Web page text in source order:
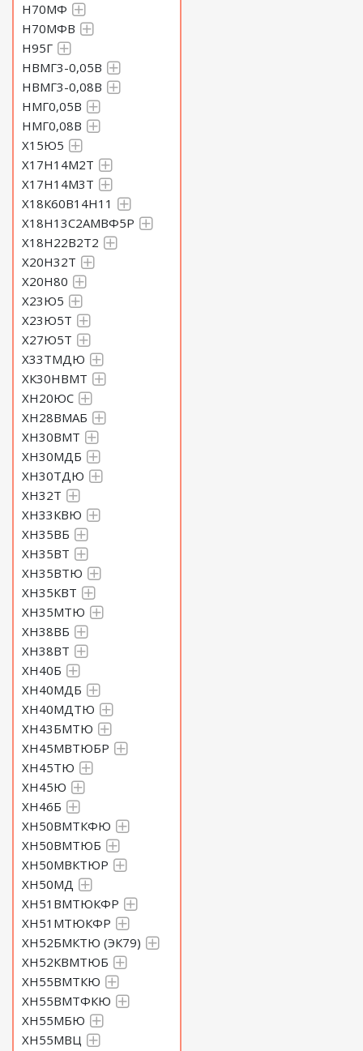
Н70МФ
Н70МФВ
Н95Г
НВМГ3-0,05В
НВМГ3-0,08В
НМГ0,05В
НМГ0,08В
Х15Ю5
Х17Н14М2Т
Х17Н14М3Т
Х18К60В14Н11
Х18Н13С2АМВФ5Р
Х18Н22В2Т2
Х20Н32Т
Х20Н80
Х23Ю5
Х23Ю5Т
Х27Ю5Т
Х33ТМДЮ
ХК30НВМТ
ХН20ЮС
ХН28ВМАБ
ХН30ВМТ
ХН30МДБ
ХН30ТДЮ
ХН32Т
ХН33КВЮ
ХН35ВБ
ХН35ВТ
ХН35ВТЮ
ХН35КВТ
ХН35МТЮ
ХН38ВБ
ХН38ВТ
ХН40Б
ХН40МДБ
ХН40МДТЮ
ХН43БМТЮ
ХН45МВТЮБР
ХН45ТЮ
ХН45Ю
ХН46Б
ХН50ВМТКФЮ
ХН50ВМТЮБ
ХН50МВКТЮР
ХН50МД
ХН51ВМТЮКФР
ХН51МТЮКФР
ХН52БМКТЮ (ЭК79)
ХН52КВМТЮБ
ХН55ВМТКЮ
ХН55ВМТФКЮ
ХН55МБЮ
ХН55МВЦ